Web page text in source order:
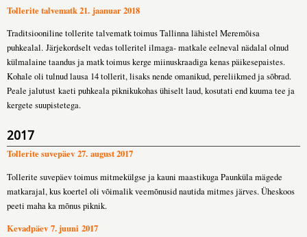
Tollerite talvematk 21. jaanuar 2018
Traditsiooniline tollerite talvematk toimus Tallinna lähistel Meremõisa
puhkealal. Järjekordselt vedas tolleritel ilmaga- matkale eelneval nädalal olnud
külmalaine taandus ja matk toimus kerge miinuskraadiga kenas päikesepaistes.
Kohale oli tulnud lausa 14 tollerit, lisaks nende omanikud, pereliikmed ja sõbrad.
Peale jalutust kaeti puhkeala piknikukohas ühiselt laud, kosutati end kuuma tee ja
kergete suupistetega.
2017
Tollerite suvepäev 27. august 2017
Tollerite suvepäev toimus mitmekülgse ja kauni maastikuga Paunküla mägede
matkarajal, kus koertel oli võimalik veemõnusid nautida mitmes järves. Üheskoos
peeti maha ka mõnus piknik.
Kevadpäev 7. juuni 2017